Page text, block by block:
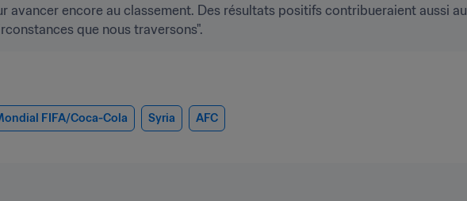
avancer encore au classement. Des résultats positifs contribueraient aussi au
que nous traversons".
FIFA/Coca-Cola Syria AFC